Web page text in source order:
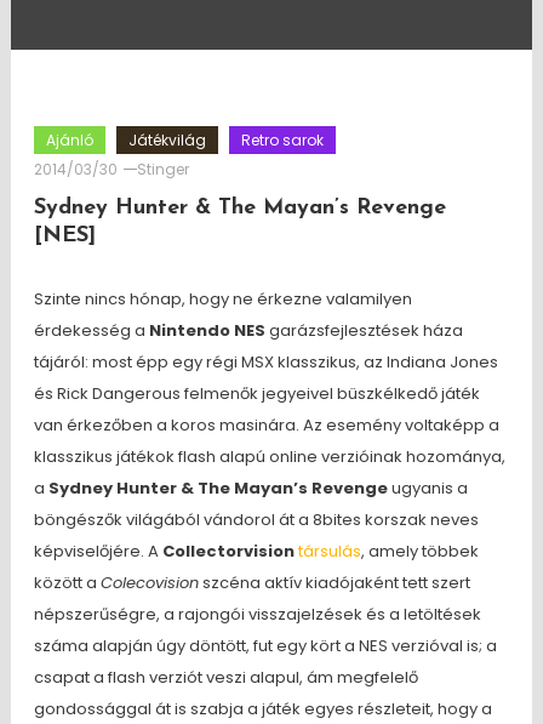
Ajánló Játékvilág
Retro sarok
2014/03/30
Stinger
Sydney Hunter & The Mayan’s Revenge
[NES]
Szinte nincs hónap, hogy ne érkezne valamilyen
érdekesség a Nintendo NES garázsfejlesztések háza
tájáról: most épp egy régi MSX klasszikus, az Indiana Jones
és Rick Dangerous felmenők jegyeivel büszkélkedő játék
van érkezőben a koros masinára. Az esemény voltaképp a
klasszikus játékok flash alapú online verzióinak hozománya,
a Sydney Hunter & The Mayan’s Revengeugyanis a
böngészők világából vándorol át a 8bites korszak neves
képviselőjére. A Collectorvisiontársulás, amely többek
között a Colecovisionszcéna aktív kiadójaként tett szert
népszerűségre, a rajongói visszajelzések és a letöltések
száma alapján úgy döntött, fut egy kört a NES verzióval is; a
csapat a flash verziót veszi alapul, ám megfelelő
gondossággal át is szabja a játék egyes részleteit, hogy a